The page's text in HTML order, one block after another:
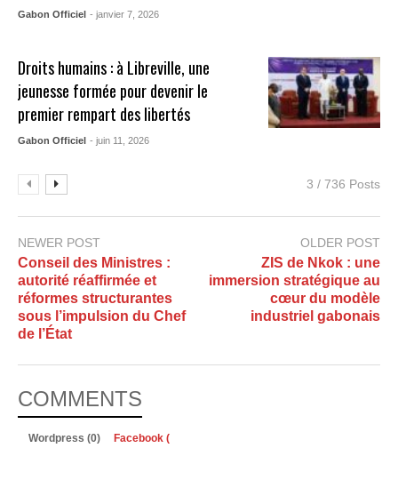
Gabon Officiel - janvier 7, 2026
Droits humains : à Libreville, une
jeunesse formée pour devenir le
premier rempart des libertés
Gabon Officiel - juin 11, 2026
3 / 736 Posts
NEWER POST
Conseil des Ministres :
autorité réaffirmée et
réformes structurantes
sous l’impulsion du Chef
de l’État
OLDER POST
ZIS de Nkok : une
immersion stratégique au
cœur du modèle
industriel gabonais
COMMENTS
Wordpress (0) Facebook (